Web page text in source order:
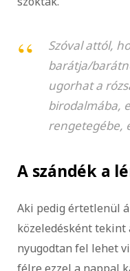
Szóval attól,
barátja/
ugorhat a
birodalmába,
rengetegébe,
A szándék a
Aki pedig értetlenül
közeledésként tekint
nyugodtan fel lehet